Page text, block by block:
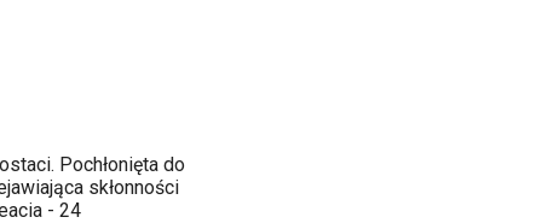
Pochłonięta do
skłonności
- 24